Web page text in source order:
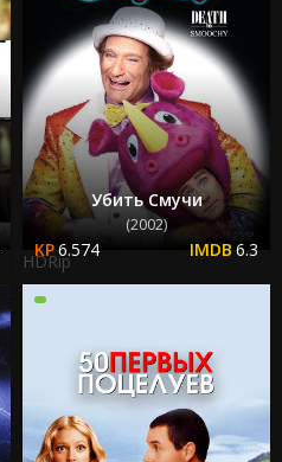
Убить Смучи
(2002)
6.574 6.3
HDRip